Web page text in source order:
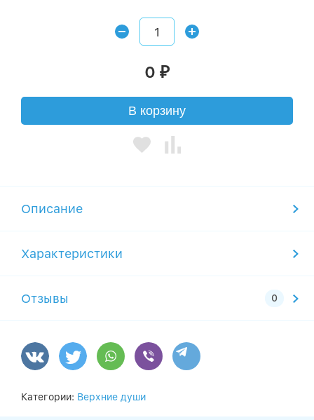
0 ₽
В корзину
Описание
Характеристики
Отзывы
Категории: Верхние души